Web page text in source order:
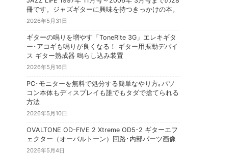
冊です。ジャズギターに興味を持つきっかけの本。
2026年5月31日
ギターの鳴りを増やす「ToneRite 3G」エレキギタ
ー･アコギも鳴りが良くなる！ ギター用振動デバイ
ス ギター熟成器 鳴らし込み装置
2026年5月16日
PC･モニターを無料で処分する簡単なやり方｡パソ
コン本体もディスプレイも誰でもタダで捨てられる
方法
2026年5月10日
OVALTONE OD-FIVE 2 Xtreme OD5-2 ギターエフ
ェクター（オーバルトーン）回路･内部パーツ画像
2026年5月4日